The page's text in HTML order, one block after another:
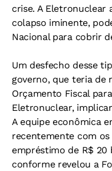
crise. A Eletronuclear
colapso iminente,
Nacional para cobrir
Um desfecho desse
governo, que teria de
Orçamento Fiscal
Eletronuclear,
A equipe econômica
recentemente com
empréstimo de R$ 20
conforme revelou a